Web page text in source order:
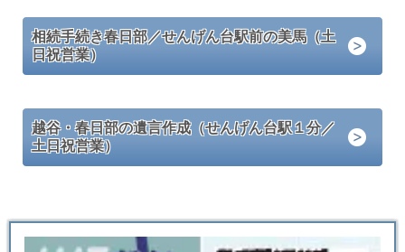
相続手続き春日部／せんげん台駅前の美馬（土
日祝営業）
越谷・春日部の遺言作成（せんげん台駅１分／
土日祝営業）